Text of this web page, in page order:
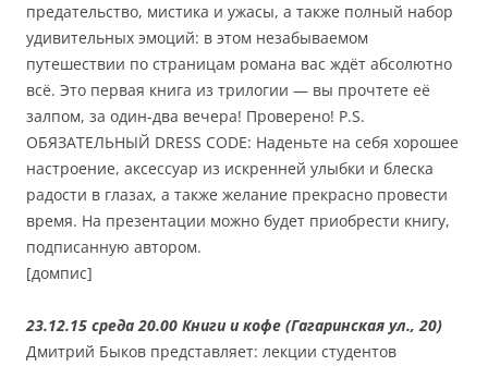
предательство, мистика и ужасы, а также полный набор
удивительных эмоций: в этом незабываемом
путешествии по страницам романа вас ждёт абсолютно
всё. Это первая книга из трилогии — вы прочтете её
залпом, за один-два вечера! Проверено! P.S.
ОБЯЗАТЕЛЬНЫЙ DRESS CODE: Наденьте на себя хорошее
настроение, аксессуар из искренней улыбки и блеска
радости в глазах, а также желание прекрасно провести
время. На презентации можно будет приобрести книгу,
подписанную автором.
[домпис]
23.12.15 среда 20.00 Книги и кофе (Гагаринская ул., 20)
Дмитрий Быков представляет: лекции студентов